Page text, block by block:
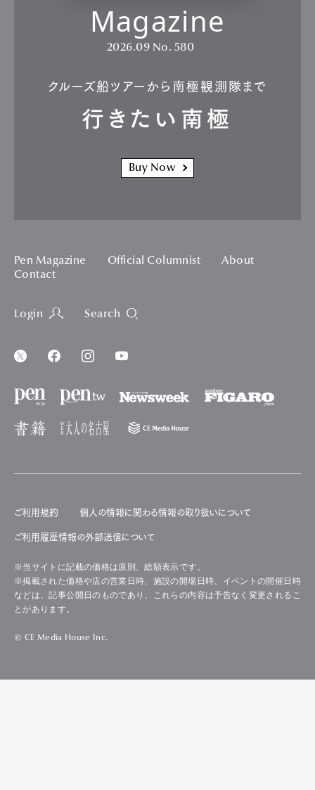
Magazine
2026.09 No. 580
クルーズ船ツアーから南極観測隊まで
行きたい南極
Buy Now
Pen Magazine Official Columnist
About
Contact
Login Search
ご利用規約 個人の情報に関わる情報の取り扱いについて
ご利用履歴情報の外部送信について
※当サイトに記載の価格は原則、総額表示です。
※掲載された価格や店の営業日時、施設の開場日時、イベントの開催日時
などは、記事公開日のものであり、これらの内容は予告なく変更されるこ
とがあります。
© CE Media House Inc.